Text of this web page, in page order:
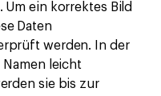
ein korrektes Bild
Daten
werden. In der
Namen leicht
sie bis zur